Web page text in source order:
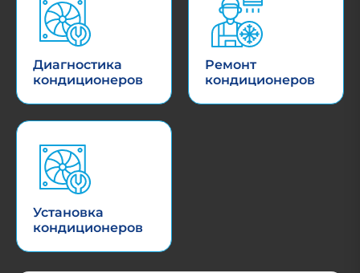
Диагностика
кондиционеров
Ремонт
кондиционеров
Установка
кондиционеров